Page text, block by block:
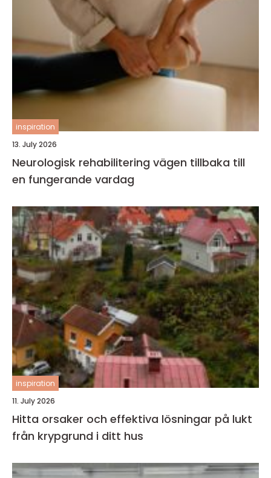
inspiration
13. July 2026
Neurologisk rehabilitering vägen tillbaka till
en fungerande vardag
inspiration
11. July 2026
Hitta orsaker och effektiva lösningar på lukt
från krypgrund i ditt hus